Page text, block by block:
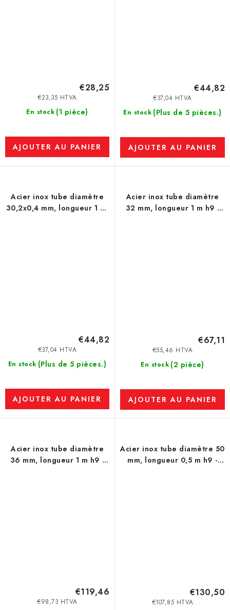
En stock (1 pièce)
€23,35 HTVA
€28,25
AJOUTER AU PANIER
En stock (Plus de 5 pièces.)
€37,04 HTVA
€44,82
AJOUTER AU PANIER
Acier inox tube diamètre
30,2x0,4 mm, longueur 1 m,
En stock (Plus de 5 pièces.)
€37,04 HTVA
€44,82
AJOUTER AU PANIER
Acier inox tube diamètre
32 mm, longueur 1 m h9 -
En stock (2 pièce)
€55,46 HTVA
€67,11
AJOUTER AU PANIER
Acier inox tube diamètre
36 mm, longueur 1 m h9 -
€98,73 HTVA
€119,46
Acier inox tube diamètre 50
mm, longueur 0,5 m h9 -
€107,85 HTVA
€130,50